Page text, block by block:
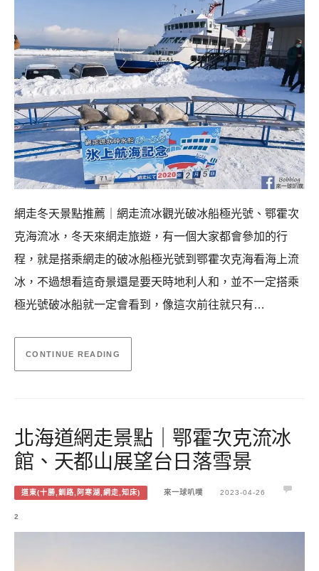
網走冬天景點推薦｜網走流冰觀光破冰船極光號、鄂霍次
克海流冰，冬天來網走旅遊，有一個大家都會參加的行
程，就是搭乘網走的破冰船極光號到鄂霍次克海看海上流
冰，不過想看這奇景還是要天時地利人和，並不一定搭乘
極光號破冰船就一定會看到，像這次前往就只有…
CONTINUE READING
北海道網走景點｜鄂霍次克流冰
館、天都山展望台日落雪景
道東(十勝,釧路,阿寒湖,網走,知床) 來一球叭噗 2023-04-26
2